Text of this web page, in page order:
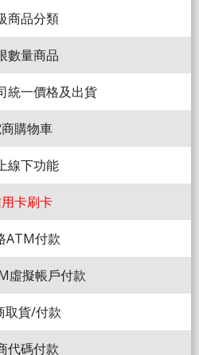
商品分類
數量商品
統一價格及出貨
購物車
線下功能
卡刷卡
ATM付款
虛擬帳戶付款
取貨/付款
代碼付款